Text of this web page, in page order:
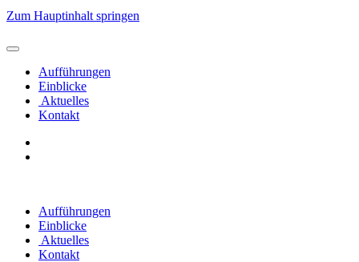
Zum Hauptinhalt springen
Aufführungen
Einblicke
Aktuelles
Kontakt
Aufführungen
Einblicke
Aktuelles
Kontakt